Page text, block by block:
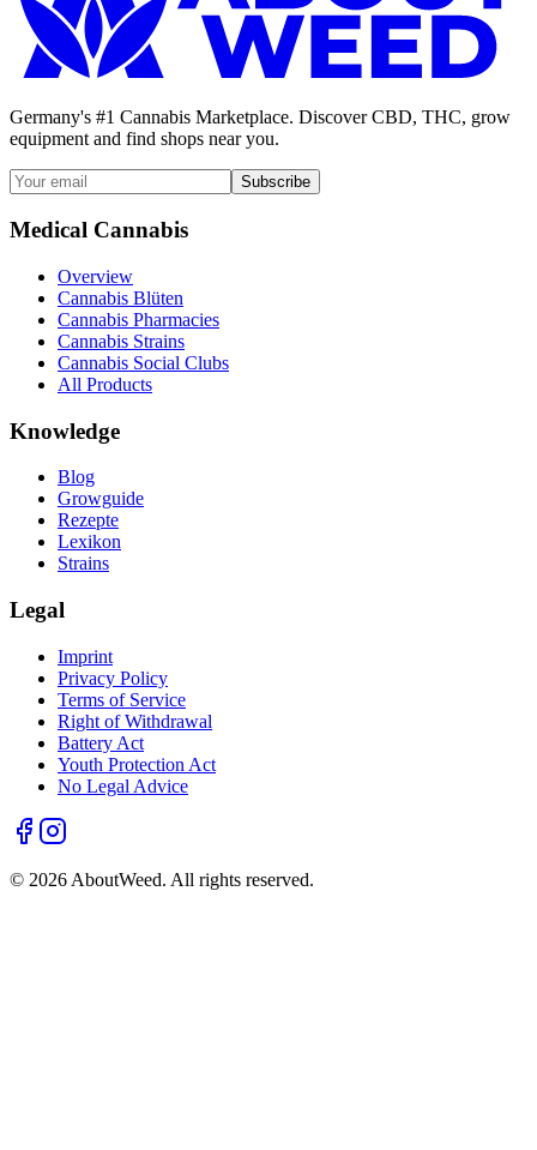
Germany's #1 Cannabis Marketplace. Discover CBD, THC, grow
equipment and find shops near you.
Subscribe
Medical Cannabis
Overview
Cannabis Blüten
Cannabis Pharmacies
Cannabis Strains
Cannabis Social Clubs
All Products
Knowledge
Blog
Growguide
Rezepte
Lexikon
Strains
Legal
Imprint
Privacy Policy
Terms of Service
Right of Withdrawal
Battery Act
Youth Protection Act
No Legal Advice
© 2026 AboutWeed. All rights reserved.